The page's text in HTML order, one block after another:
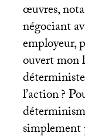
œuvres,
négociant
employeur,
ouvert mon
l’action?